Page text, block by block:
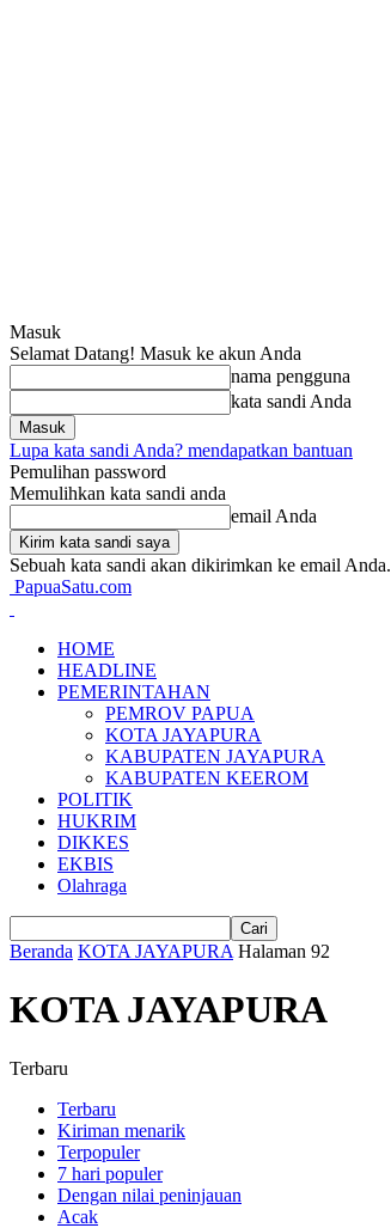
Masuk
Selamat Datang! Masuk ke akun Anda
nama pengguna
kata sandi Anda
Lupa kata sandi Anda? mendapatkan bantuan
Pemulihan password
Memulihkan kata sandi anda
email Anda
Sebuah kata sandi akan dikirimkan ke email Anda.
PapuaSatu.com
HOME
HEADLINE
PEMERINTAHAN
PEMROV PAPUA
KOTA JAYAPURA
KABUPATEN JAYAPURA
KABUPATEN KEEROM
POLITIK
HUKRIM
DIKKES
EKBIS
Olahraga
Beranda KOTA JAYAPURA Halaman 92
KOTA JAYAPURA
Terbaru
Terbaru
Kiriman menarik
Terpopuler
7 hari populer
Dengan nilai peninjauan
Acak